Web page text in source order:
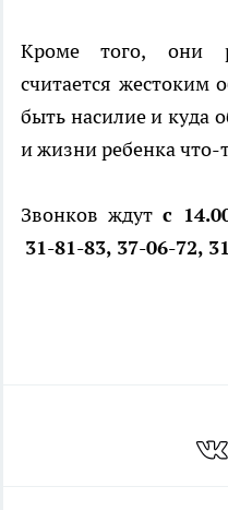
Кроме того, они
считается жестоким
быть насилие и куда
и жизни ребенка что-
Звонков ждут с
31-81-83, 37-06-72,